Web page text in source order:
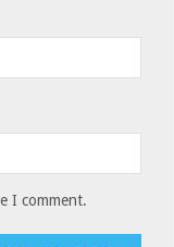
I comment.